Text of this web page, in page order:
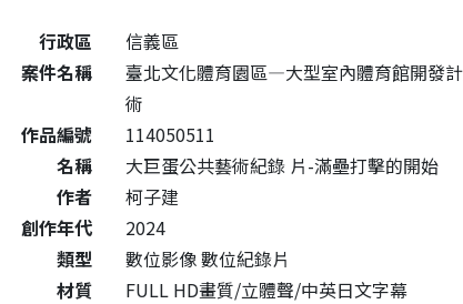
術作品詳細資料
行政區
信義區
案件名稱
臺北文化體育園區—大型室內體育館開發
術
作品編號
114050511
名稱
大巨蛋公共藝術紀錄 片-滿壘打擊的開始
作者
柯子建
創作年代
2024
類型
數位影像 數位紀錄片
材質
FULL HD畫質/立體聲/中英日文字幕